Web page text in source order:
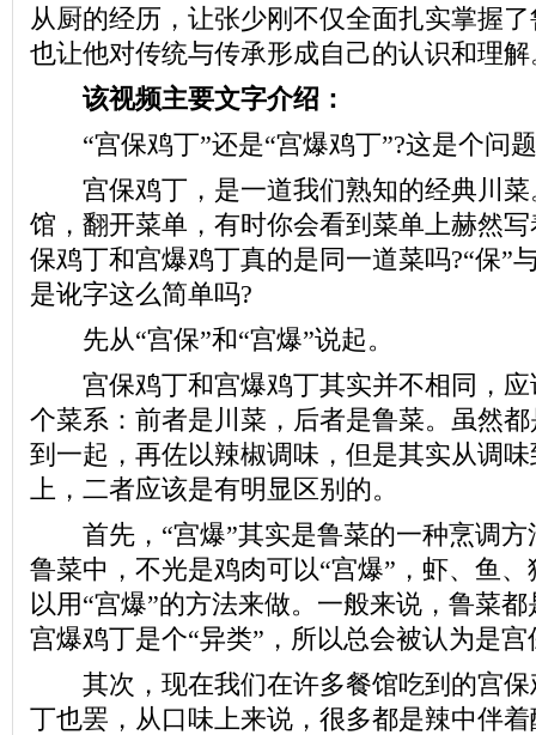
从厨的经历，让张少刚不仅全面扎实掌握
也让他对传统与传承形成自己的认识和理解
该视频主要文字介绍：
“宫保鸡丁”还是“宫爆鸡丁”?这是个问
宫保鸡丁，是一道我们熟知的经典川菜
馆，翻开菜单，有时你会看到菜单上赫然
保鸡丁和宫爆鸡丁真的是同一道菜吗?“保”
是讹字这么简单吗?
先从“宫保”和“宫爆”说起。
宫保鸡丁和宫爆鸡丁其实并不相同，应
个菜系：前者是川菜，后者是鲁菜。虽然
到一起，再佐以辣椒调味，但是其实从调
上，二者应该是有明显区别的。
首先，“宫爆”其实是鲁菜的一种烹调方
鲁菜中，不光是鸡肉可以“宫爆”，虾、鱼
以用“宫爆”的方法来做。一般来说，鲁菜
宫爆鸡丁是个“异类”，所以总会被认为是
其次，现在我们在许多餐馆吃到的宫保
丁也罢，从口味上来说，很多都是辣中伴